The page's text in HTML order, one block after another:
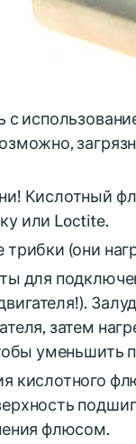
с
Кислотный
или Loctite.
трибки (они
для
затем
уменьшить
кислотного
флюсом.